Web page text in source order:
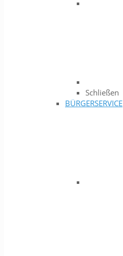
Schließen
BÜRGERSERVICE